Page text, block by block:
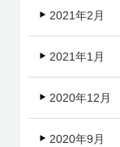
2021年2月
2021年1月
2020年12月
2020年9月